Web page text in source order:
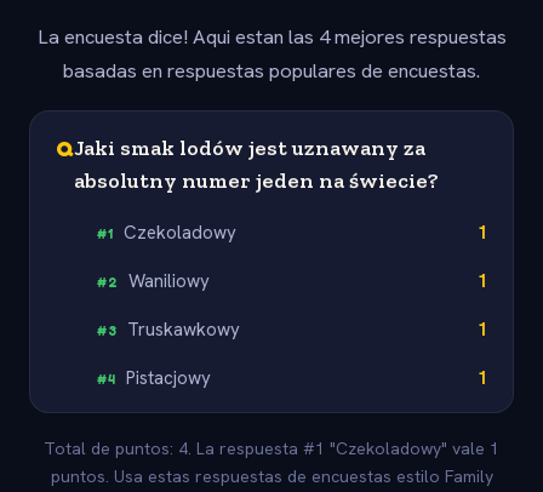
La encuesta dice! Aqui estan las 4 mejores respuestas
basadas en respuestas populares de encuestas.
QJaki smak lodów jest uznawany za
absolutny numer jeden na świecie?
#1 Czekoladowy 1
#2 Waniliowy 1
#3 Truskawkowy 1
#4 Pistacjowy 1
Total de puntos: 4. La respuesta #1 "Czekoladowy" vale 1
puntos. Usa estas respuestas de encuestas estilo Family